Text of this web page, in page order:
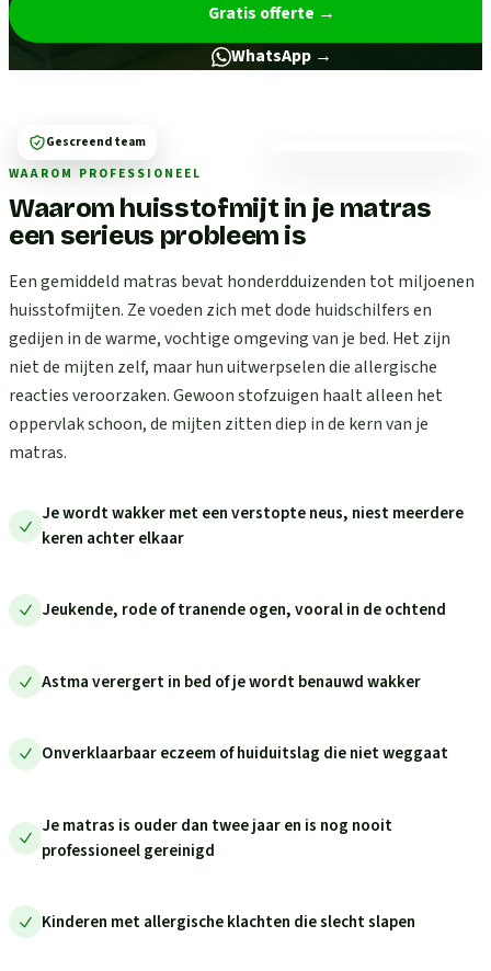
Gratis offerte →
WhatsApp →
WAAROM PROFESSIONEEL
Waarom huisstofmijt in je matras
een serieus probleem is
Een gemiddeld matras bevat honderdduizenden tot miljoenen
huisstofmijten. Ze voeden zich met dode huidschilfers en
gedijen in de warme, vochtige omgeving van je bed. Het zijn
niet de mijten zelf, maar hun uitwerpselen die allergische
reacties veroorzaken. Gewoon stofzuigen haalt alleen het
oppervlak schoon, de mijten zitten diep in de kern van je
matras.
Je wordt wakker met een verstopte neus, niest meerdere
keren achter elkaar
Jeukende, rode of tranende ogen, vooral in de ochtend
Astma verergert in bed of je wordt benauwd wakker
Onverklaarbaar eczeem of huiduitslag die niet weggaat
Je matras is ouder dan twee jaar en is nog nooit
professioneel gereinigd
Kinderen met allergische klachten die slecht slapen
Gescreend team